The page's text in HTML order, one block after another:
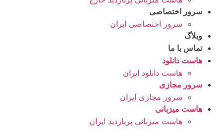
سرور اختصاصی
سرور اختصاصی ایران
وبلاگ
تماس با ما
هاست دانلود
هاست دانلود ایران
سرور مجازی
سرور مجازی ایران
هاست میزبانی
هاست میزبانی پربازدید ایران